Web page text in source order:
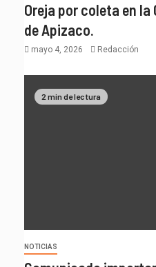
Oreja por coleta en
de Apizaco.
mayo 4, 2026 Redacción
2 min de lectura
NOTICIAS